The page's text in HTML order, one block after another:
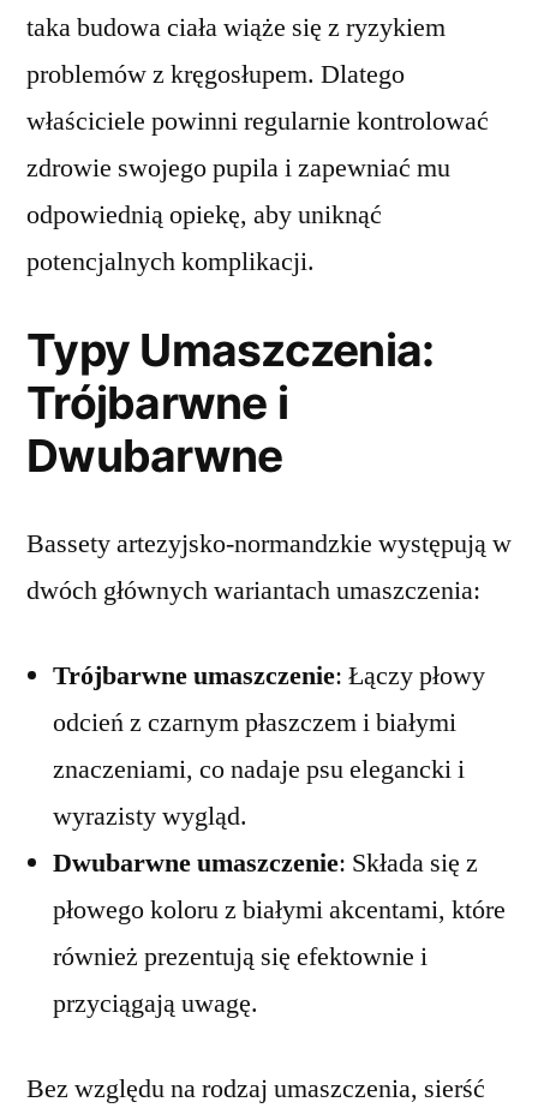
taka budowa ciała wiąże się z ryzykiem
problemów z kręgosłupem. Dlatego
właściciele powinni regularnie kontrolować
zdrowie swojego pupila i zapewniać mu
odpowiednią opiekę, aby uniknąć
potencjalnych komplikacji.
Typy Umaszczenia:
Trójbarwne i
Dwubarwne
Bassety artezyjsko-normandzkie występują w
dwóch głównych wariantach umaszczenia:
Trójbarwne umaszczenie: Łączy płowy
odcień z czarnym płaszczem i białymi
znaczeniami, co nadaje psu elegancki i
wyrazisty wygląd.
Dwubarwne umaszczenie: Składa się z
płowego koloru z białymi akcentami, które
również prezentują się efektownie i
przyciągają uwagę.
Bez względu na rodzaj umaszczenia, sierść